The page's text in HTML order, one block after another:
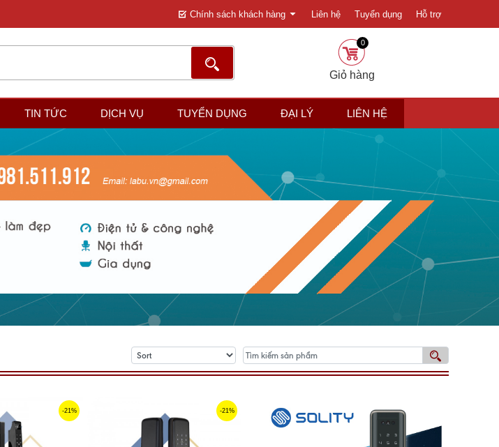
Chính sách khách hàng Liên hệ Tuyển dụng Hỗ trợ
0
Giỏ hàng
TIN TỨC DỊCH VỤ TUYỂN DỤNG ĐẠI LÝ LIÊN HỆ
-21% -21%